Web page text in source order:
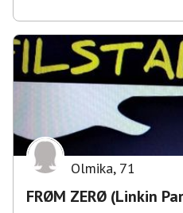
Olmika, 71
FRØM ZERØ (Linkin